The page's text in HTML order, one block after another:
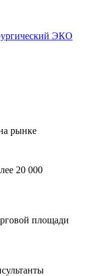
ЭКО
рынке
20 000
площади